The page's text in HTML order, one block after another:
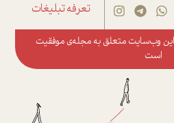
تعرفه تبلیغات
وب‌سایت متعلق به مجله‌ی موفقیت
است